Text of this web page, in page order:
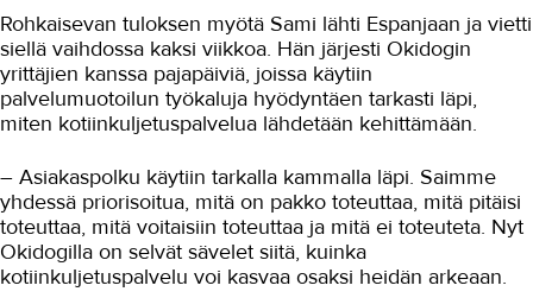
Koulutusopas
Studies in English
OPISKELIJAKSI
YRITYKSILLE
TAKK
AJANKOHTAISTA
Rohkaisevan tuloksen myötä Sami lähti Espanjaan ja vietti
siellä vaihdossa kaksi viikkoa. Hän järjesti Okidogin
yrittäjien kanssa pajapäiviä, joissa käytiin
palvelumuotoilun työkaluja hyödyntäen tarkasti läpi,
miten kotiinkuljetuspalvelua lähdetään kehittämään.
– Asiakaspolku käytiin tarkalla kammalla läpi. Saimme
yhdessä priorisoitua, mitä on pakko toteuttaa, mitä pitäisi
toteuttaa, mitä voitaisiin toteuttaa ja mitä ei toteuteta. Nyt
Okidogilla on selvät sävelet siitä, kuinka
kotiinkuljetuspalvelu voi kasvaa osaksi heidän arkeaan.